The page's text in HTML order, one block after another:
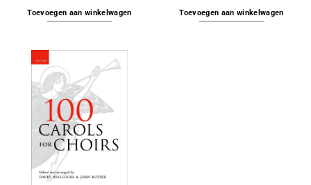
Toevoegen aan winkelwagen Toevoegen aan winkelwagen